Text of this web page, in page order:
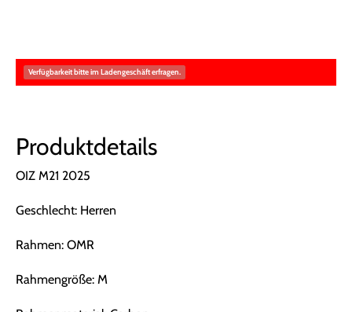
Verfügbarkeit bitte im Ladengeschäft erfragen.
Produktdetails
OIZ M21 2025
Geschlecht: Herren
Rahmen: OMR
Rahmengröße: M